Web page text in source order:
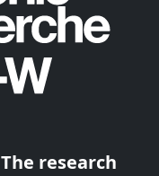
The research